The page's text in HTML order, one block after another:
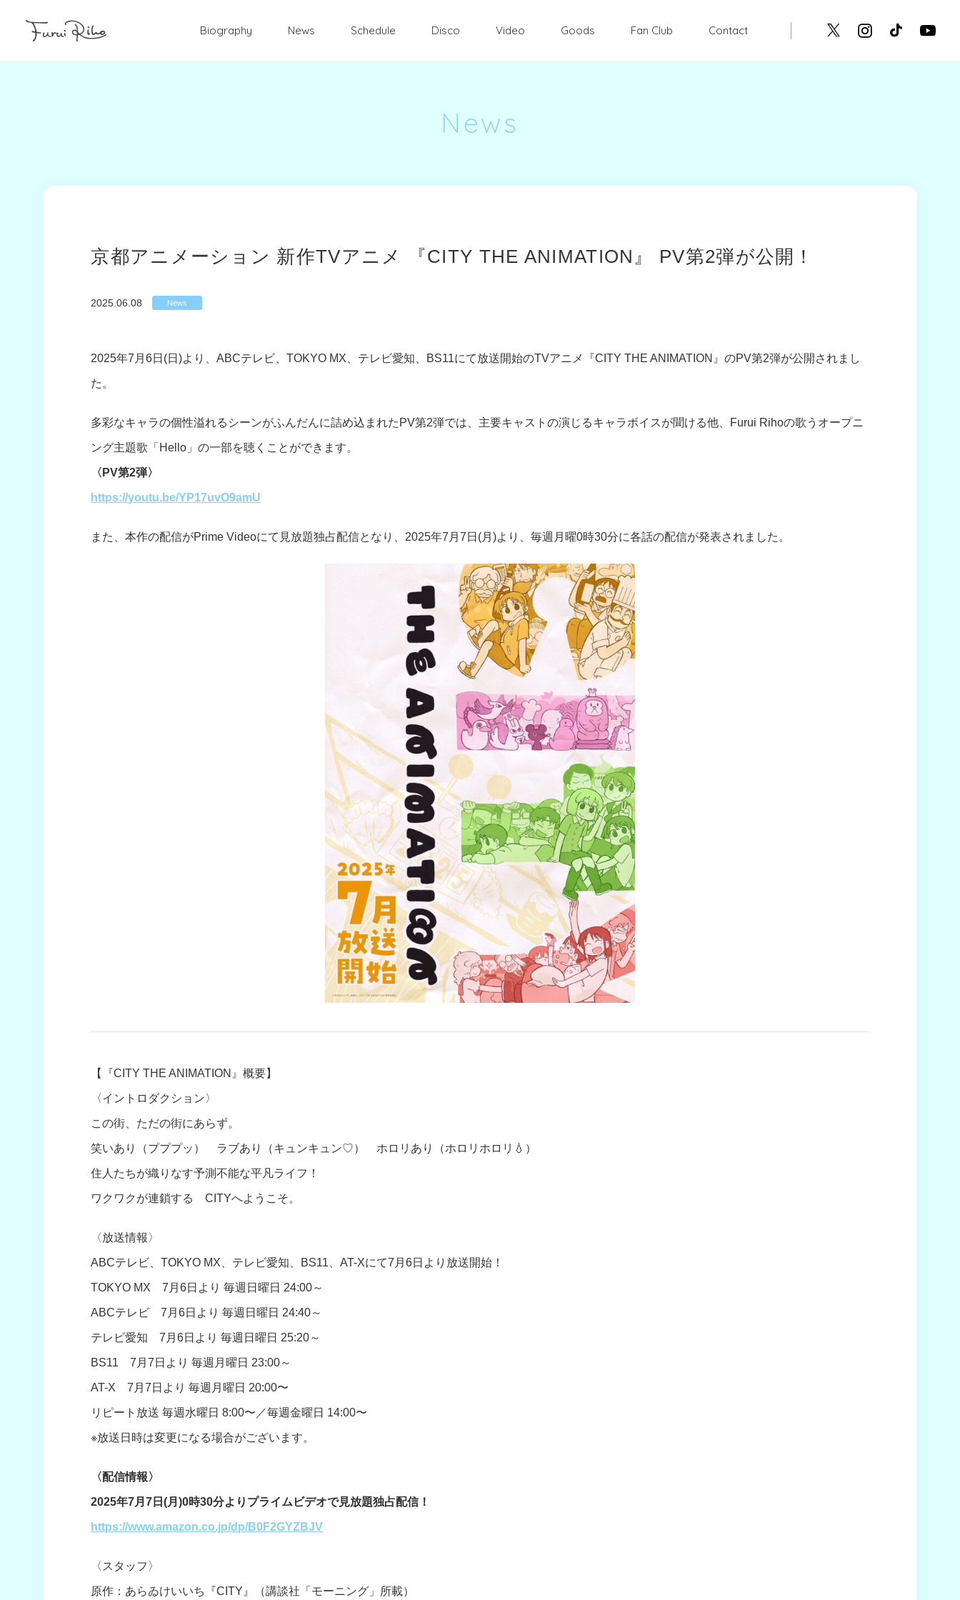
Biography News Schedule Disco Video Goods Fan Club Contact
News
京都アニメーション 新作TVアニメ 『CITY THE ANIMATION』 PV第2弾が公開！
2025.06.08 News
2025年7月6日(日)より、ABCテレビ、TOKYO MX、テレビ愛知、BS11にて放送開始のTVアニメ『CITY THE ANIMATION』のPV第2弾が公開されまし
た。
多彩なキャラの個性溢れるシーンがふんだんに詰め込まれたPV第2弾では、主要キャストの演じるキャラボイスが聞ける他、Furui Rihoの歌うオープニ
ング主題歌「Hello」の一部を聴くことができます。
〈PV第2弾〉
https://youtu.be/YP17uvO9amU
また、本作の配信がPrime Videoにて見放題独占配信となり、2025年7月7日(月)より、毎週月曜0時30分に各話の配信が発表されました。
【『CITY THE ANIMATION』概要】
〈イントロダクション〉
この街、ただの街にあらず。
笑いあり（プププッ） ラブあり（キュンキュン♡） ホロリあり（ホロリホロリ💧）
住人たちが織りなす予測不能な平凡ライフ！
ワクワクが連鎖する CITYへようこそ。
〈放送情報〉
ABCテレビ、TOKYO MX、テレビ愛知、BS11、AT-Xにて7月6日より放送開始！
TOKYO MX 7月6日より 毎週日曜日 24:00～
ABCテレビ 7月6日より 毎週日曜日 24:40～
テレビ愛知 7月6日より 毎週日曜日 25:20～
BS11 7月7日より 毎週月曜日 23:00～
AT-X 7月7日より 毎週月曜日 20:00〜
リピート放送 毎週水曜日 8:00〜／毎週金曜日 14:00〜
※放送日時は変更になる場合がございます。
〈配信情報〉
2025年7月7日(月)0時30分よりプライムビデオで見放題独占配信！
https://www.amazon.co.jp/dp/B0F2GYZBJV
〈スタッフ〉
原作：あらゐけいいち『CITY』（講談社「モーニング」所載）